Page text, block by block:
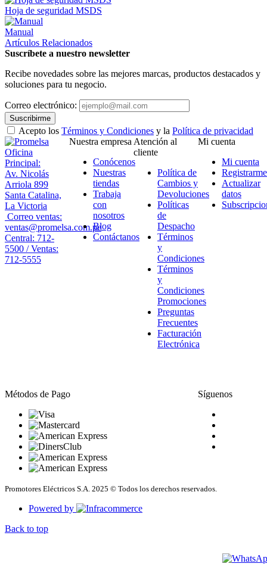
Hoja de seguridad MSDS
Manual
Artículos Relacionados
Suscríbete a nuestro newsletter
Recibe novedades sobre las mejores marcas, productos destacados y
soluciones para tu negocio.
Correo electrónico:
Suscribirme
Acepto los Términos y Condiciones y la Política de privacidad
Oficina
Principal:
Av. Nicolás
Arriola 899
Santa Catalina,
La Victoria
Correo ventas:
ventas@promelsa.com.pe
Central: 712-
5500 / Ventas:
712-5555
Nuestra empresa
Conócenos
Nuestras
tiendas
Trabaja
con
nosotros
Blog
Contáctanos
Atención al
cliente
Política de
Cambios y
Devoluciones
Políticas
de
Despacho
Términos
y
Condiciones
Términos
y
Condiciones
Promociones
Preguntas
Frecuentes
Facturación
Electrónica
Mi cuenta
Mi cuenta
Registrarme
Actualizar
datos
Métodos de Pago Síguenos
Promotores Eléctricos S.A. 2025 © Todos los derechos reservados.
Powered by
Back to top